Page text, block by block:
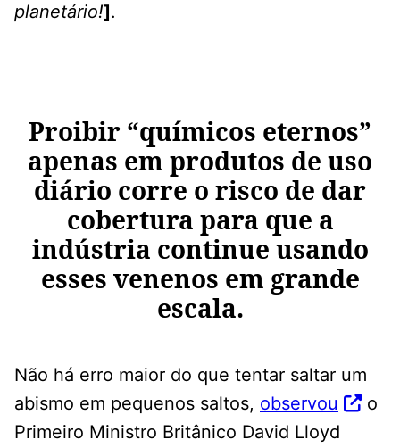
planetário!].
Proibir “químicos eternos”
apenas em produtos de uso
diário corre o risco de dar
cobertura para que a
indústria continue usando
esses venenos em grande
escala.
Não há erro maior do que tentar saltar um
abismo em pequenos saltos, observou
o
Primeiro Ministro Britânico David Lloyd